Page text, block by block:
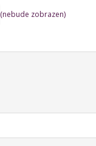
(nebude zobrazen)